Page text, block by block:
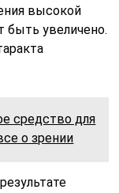
высокой
быть увеличено.
средство для
о зрении